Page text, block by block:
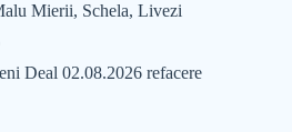
Mierii, Schela, Livezi
Deal 02.08.2026 refacere